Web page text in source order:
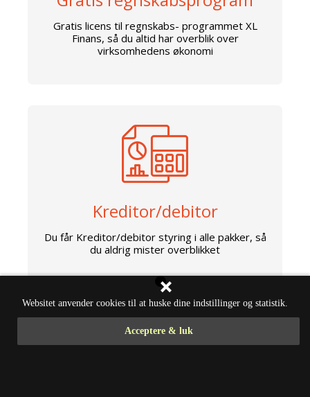
Websitet anvender cookies til at huske dine indstillinger og statistik.
Acceptere & luk
Gratis licens til regnskabs- programmet XL
Finans, så du altid har overblik over
virksomhedens økonomi
Kreditor/debitor
Du får Kreditor/debitor styring i alle pakker, så
du aldrig mister overblikket